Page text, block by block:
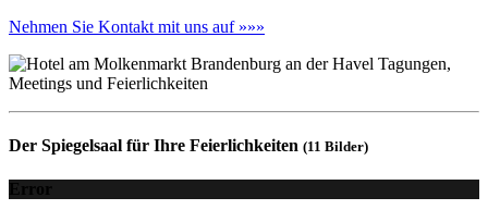
Nehmen Sie Kontakt mit uns auf »»»
Der Spiegelsaal für Ihre Feierlichkeiten (11 Bilder)
Error